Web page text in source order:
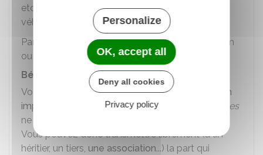
etc. Vous pouvez aussi léguer des meubles,
véhicules, tableaux, etc.
Par contre, vous ne pouvez pas léguer votre nom
ou un titre honorifique.
Bénéficiaires des legs
Vous devez respecterles règles de transmission
imposées par la loi
. Ainsi, leshéritiers réservataires
ne peuvent pas être exclus de votre succession.
Vous pouvez donc transmettre librement (à un
héritier, un tiers, une association...) la part qui
Personalize
OK, accept all
Deny all cookies
Privacy policy